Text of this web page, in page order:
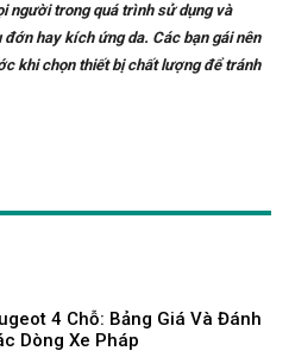
người trong quá trình sử dụng và
hay kích ứng da. Các bạn gái nên
khi chọn thiết bị chất lượng để tránh
4 Chỗ: Bảng Giá Và Đánh
Dòng Xe Pháp